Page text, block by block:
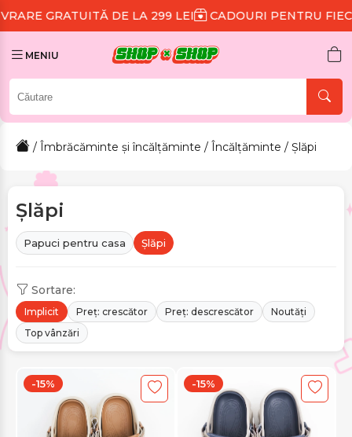
DE LA 299 LEI CADOURI PENTRU FIECARE
MENIU
/ Îmbrăcăminte și încălțăminte / Încălțăminte / Șlăpi
Șlăpi
Papuci pentru casa Șlăpi
Sortare:
Implicit Preț: crescător Preț: descrescător
Noutăți
Top vânzări
-15% -15%